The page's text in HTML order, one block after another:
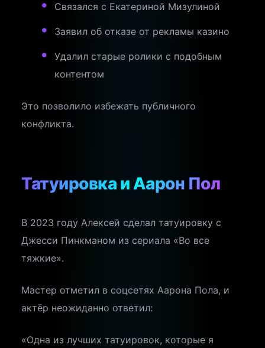
Связался с Екатериной Мизулиной
Заявил об отказе от рекламы казино
Удалил старые ролики с подобным
контентом
Это позволило избежать публичного
конфликта.
Татуировка и Аарон Пол
В 2023 году Алексей сделал татуировку с
Джесси Пинкманом из сериала «Во все
тяжкие».
Мастер отметил в соцсетях Аарона Пола, и
актёр неожиданно ответил:
«Одна из лучших татуировок, которые я